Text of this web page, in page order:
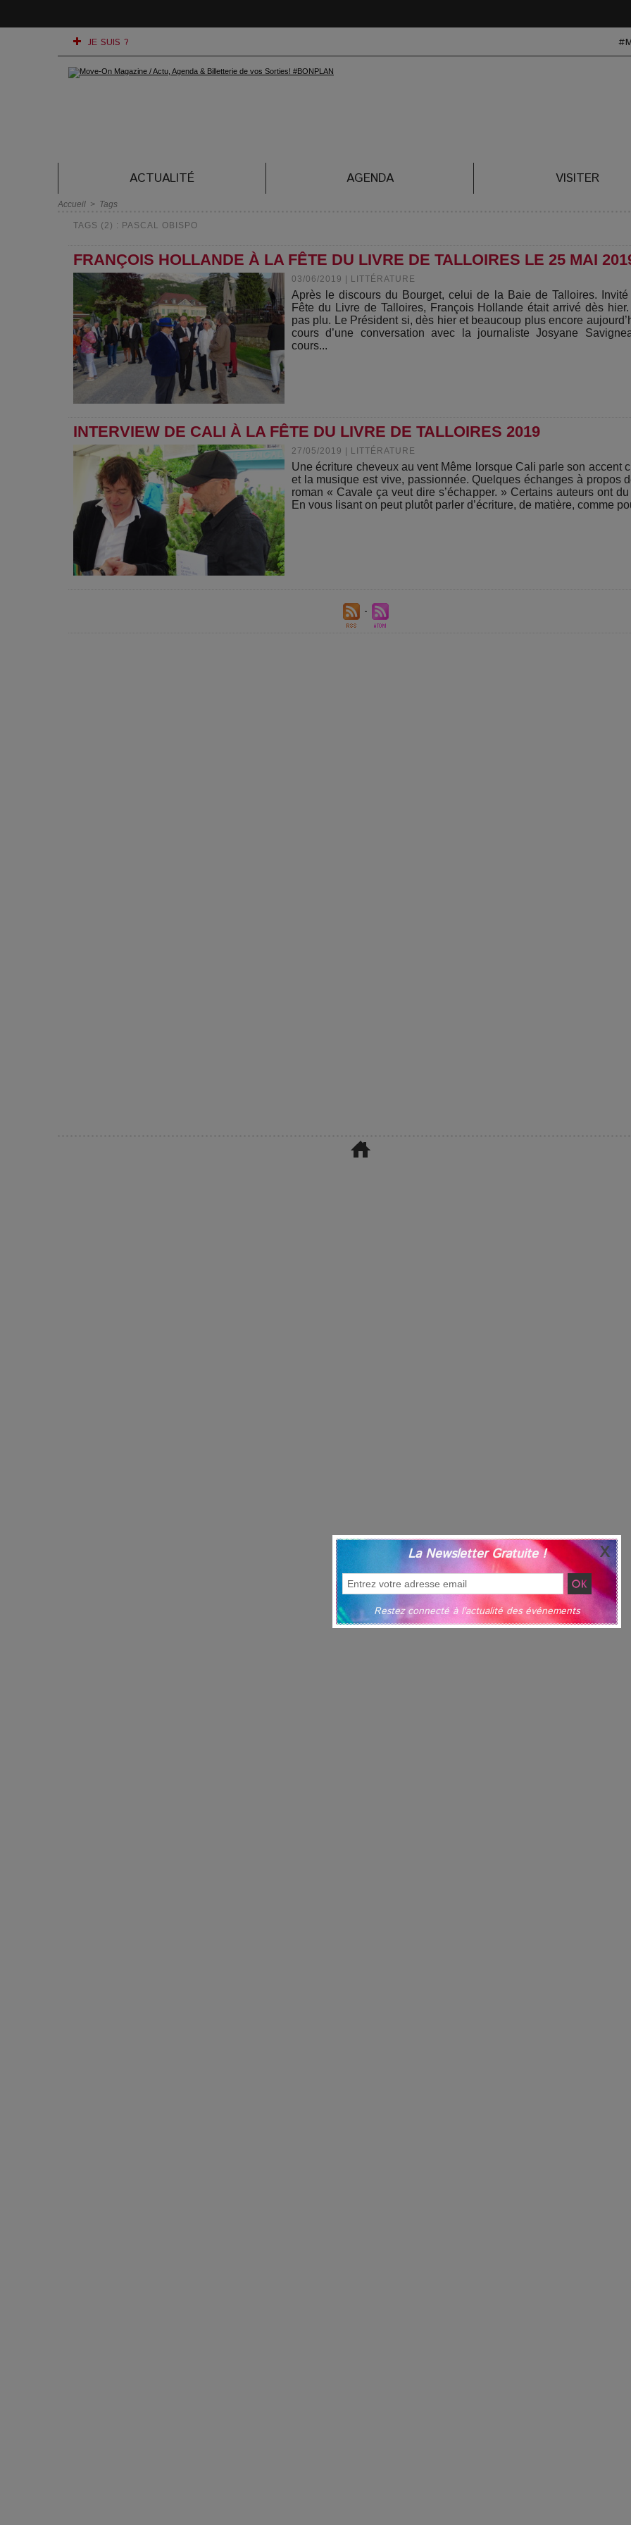
JE SUIS ?
ACTUALITÉ AGENDA VISITER
Accueil > Tags
TAGS (2) : PASCAL OBISPO
FRANÇOIS HOLLANDE À LA FÊTE DU LIVRE DE TALLOIRES LE 25 MAI
03/06/2019 LITTÉRATURE
Après le discours du Bourget, celui de la Baie de Talloires.
Fête du Livre de Talloires, François Hollande était arrivé dès hier.
pas plu. Le Président si, dès hier et beaucoup plus encore
cours d’une conversation avec la journaliste Josyane
cours...
INTERVIEW DE CALI À LA FÊTE DU LIVRE DE TALLOIRES 2019
27/05/2019 LITTÉRATURE
Une écriture cheveux au vent Même lorsque Cali parle son accent
et la musique est vive, passionnée. Quelques échanges à propos
roman « Cavale ça veut dire s’échapper. » Certains auteurs ont du
En vous lisant on peut plutôt parler d’écriture, de matière, comme
La Newsletter Gratuite !
Restez connecté à l'actualité des événements